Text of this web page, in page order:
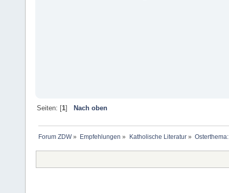
Seiten: [1] Nach oben
Forum ZDW» Empfehlungen » Katholische Literatur»